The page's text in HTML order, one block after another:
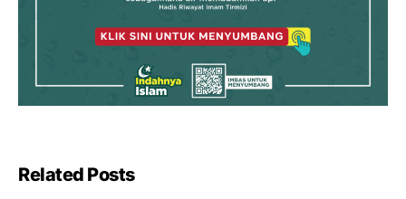
Related Posts